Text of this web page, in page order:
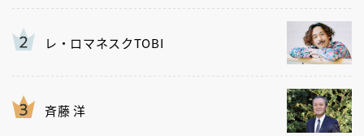
レ・ロマネスクTOBI
斉藤 洋